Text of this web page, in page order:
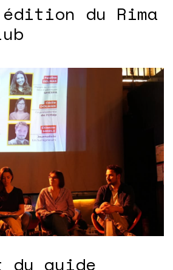
du Rima
du guide